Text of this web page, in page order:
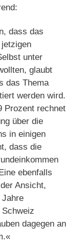
dass das
unter
glaubt
das Thema
werden wird.
Prozent rechnet
über die
in einigen
dass die
ebenfalls
Ansicht,
Jahre
Schweiz
dagegen an